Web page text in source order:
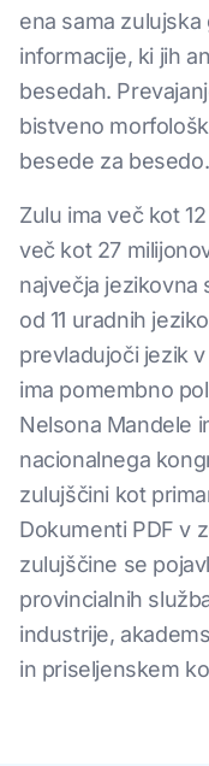
ena sama
informacije, ki jih
besedah.
bistveno
besede za besedo.
Zulu ima več kot
več kot 27
največja jezikovna
od 11 uradnih
prevladujoči jezik
ima pomembno
Nelsona Mandele
nacionalnega
zulujščini kot
Dokumenti PDF v
zulujščine se
provincialnih
industrije,
in priseljenskem